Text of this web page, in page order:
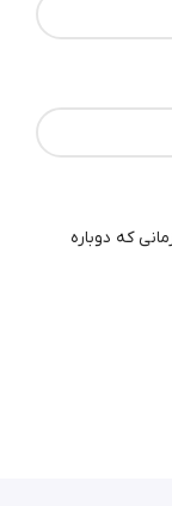
که دوباره